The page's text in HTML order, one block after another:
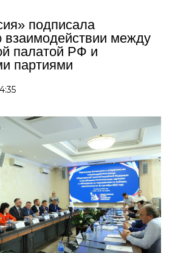
подписала
взаимодействии между
палатой РФ и
партиями